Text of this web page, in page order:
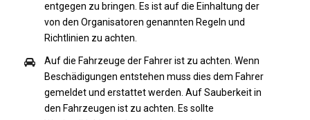
entgegen zu bringen. Es ist auf die Einhaltung der
von den Organisatoren genannten Regeln und
Richtlinien zu achten.
Auf die Fahrzeuge der Fahrer ist zu achten. Wenn
Beschädigungen entstehen muss dies dem Fahrer
gemeldet und erstattet werden. Auf Sauberkeit in
den Fahrzeugen ist zu achten. Es sollte